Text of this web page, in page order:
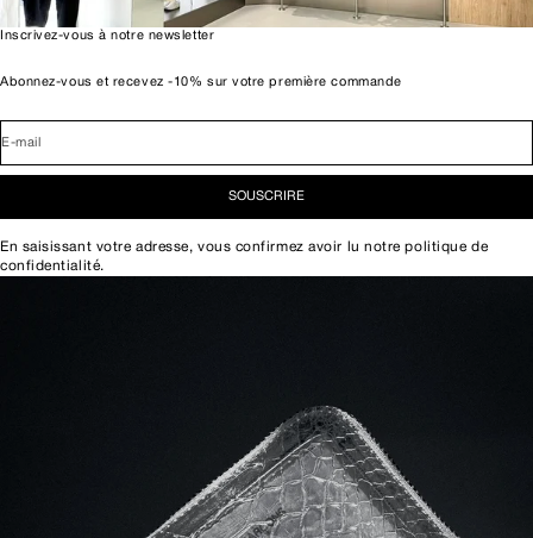
Inscrivez-vous à notre newsletter
Abonnez-vous et recevez -10% sur votre première commande
E-mail
SOUSCRIRE
En saisissant votre adresse, vous confirmez avoir lu notrepolitique de
confidentialité.